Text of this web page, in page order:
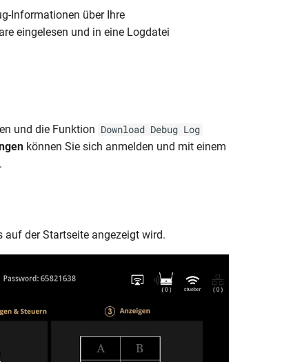
Informationen über Ihre
eingelesen und in eine Logdatei
und die Funktion Download Debug Log
können Sie sich anmelden und mit einem
auf der Startseite angezeigt wird.